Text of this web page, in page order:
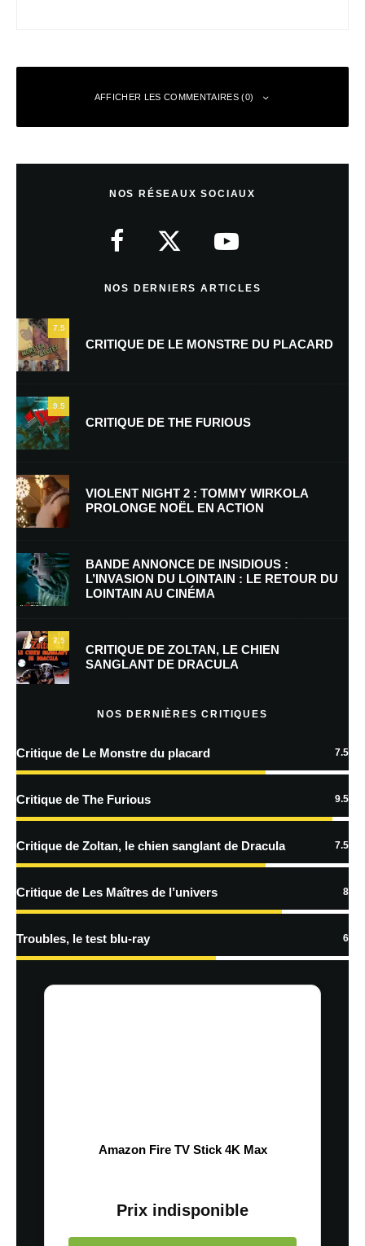
AFFICHER LES COMMENTAIRES (0)
Nom*
E-mail *
Enregistrer mon nom, mon e-mail et mon site dans le navigateur pour
mon prochain commentaire.
Prévenez-moi de tous les nouveaux commentaires par e-mail.
Prévenez-moi de tous les nouveaux articles par e-mail.
En savoir
traitées
NOS RÉSEAUX SOCIAUX
NOS DERNIERS ARTICLES
7.5
CRITIQUE DE LE MONSTRE DU PLACARD
9.5
CRITIQUE DE THE FURIOUS
VIOLENT NIGHT 2 : TOMMY WIRKOLA
PROLONGE NOËL EN ACTION
BANDE ANNONCE DE INSIDIOUS :
L’INVASION DU LOINTAIN : LE RETOUR DU
LOINTAIN AU CINÉMA
7.5
CRITIQUE DE ZOLTAN, LE CHIEN
SANGLANT DE DRACULA
NOS DERNIÈRES CRITIQUES
Critique de Le Monstre du placard 7.5
Critique de The Furious 9.5
Critique de Zoltan, le chien sanglant de Dracula 7.5
Critique de Les Maîtres de l’univers 8
Troubles, le test blu-ray 6
Amazon Fire TV Stick 4K Max
Prix indisponible